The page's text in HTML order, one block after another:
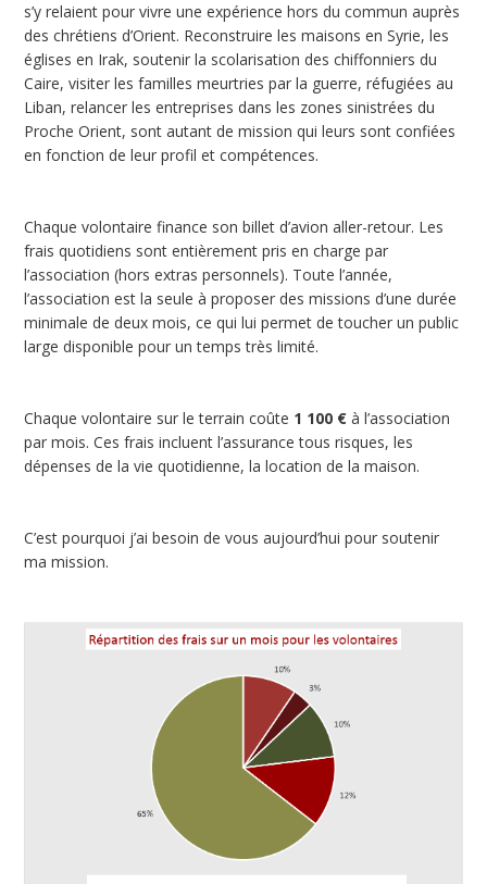
s’y relaient pour vivre une expérience hors du commun auprès
des chrétiens d’Orient. Reconstruire les maisons en Syrie, les
églises en Irak, soutenir la scolarisation des chiffonniers du
Caire, visiter les familles meurtries par la guerre, réfugiées au
Liban, relancer les entreprises dans les zones sinistrées du
Proche Orient, sont autant de mission qui leurs sont confiées
en fonction de leur profil et compétences.
Chaque volontaire finance son billet d’avion aller-retour. Les
frais quotidiens sont entièrement pris en charge par
l’association (hors extras personnels). Toute l’année,
l’association est la seule à proposer des missions d’une durée
minimale de deux mois, ce qui lui permet de toucher un public
large disponible pour un temps très limité.
Chaque volontaire sur le terrain coûte 1 100 € à l’association
par mois. Ces frais incluent l’assurance tous risques, les
dépenses de la vie quotidienne, la location de la maison.
C’est pourquoi j’ai besoin de vous aujourd’hui pour soutenir
ma mission.